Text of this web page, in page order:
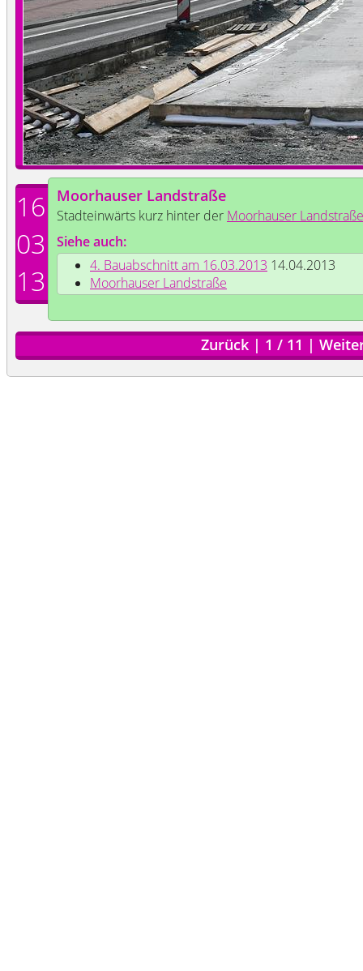
16
03
13
Moorhauser Landstraße
Stadteinwärts kurz hinter der Moorhauser Landstraße
Siehe auch:
4. Bauabschnitt am 16.03.2013 14.04.2013
Moorhauser Landstraße
Zurück | 1 / 11 |